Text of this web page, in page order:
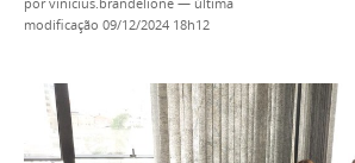
porvinicius.brandelione — última
modificação 09/12/2024 18h12